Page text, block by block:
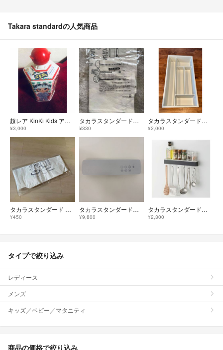
Takara standardの人気商品
超レア KinKi Kids アニメキャラクター絵合わせシャンプー
¥3,000
タカラスタンダード オリジナルエコバッグ
¥330
タカラスタンダード カトラリーケース グレー
¥2,000
タカラスタンダード オリジナル エコバッグ
¥450
タカラスタンダード お風呂スピーカー
¥9,800
タカラスタンダード 小物フック
¥2,300
タイプで絞り込み
レディース
メンズ
キッズ／ベビー／マタニティ
商品の価格で絞り込み